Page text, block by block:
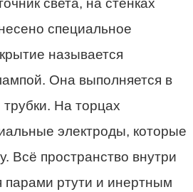
света, на стенках
специальное
называется
Она выполняется в
На торцах
электроды, которые
Всё пространство внутри
парами ртути и инертным